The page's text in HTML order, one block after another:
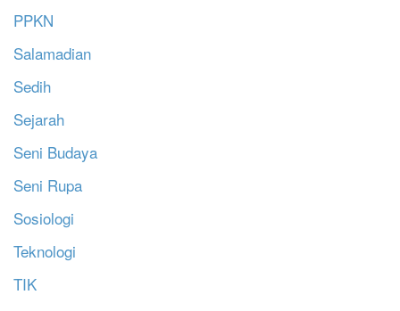
PPKN
Salamadian
Sedih
Sejarah
Seni Budaya
Seni Rupa
Sosiologi
Teknologi
TIK